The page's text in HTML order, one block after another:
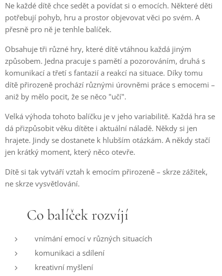
Ne každé dítě chce sedět a povídat si o emocích. Některé děti
potřebují pohyb, hru a prostor objevovat věci po svém. A
přesně pro ně je tenhle balíček.
Obsahuje tři různé hry, které dítě vtáhnou každá jiným
způsobem. Jedna pracuje s pamětí a pozorováním, druhá s
komunikací a třetí s fantazií a reakcí na situace. Díky tomu
dítě přirozeně prochází různými úrovněmi práce s emocemi –
aniž by mělo pocit, že se něco "učí".
Velká výhoda tohoto balíčku je v jeho variabilitě. Každá hra se
dá přizpůsobit věku dítěte i aktuální náladě. Někdy si jen
hrajete. Jindy se dostanete k hlubším otázkám. A někdy stačí
jen krátký moment, který něco otevře.
Dítě si tak vytváří vztah k emocím přirozeně – skrze zážitek,
ne skrze vysvětlování.
🧠 Co balíček rozvíjí
vnímání emocí v různých situacích
komunikaci a sdílení
kreativní myšlení